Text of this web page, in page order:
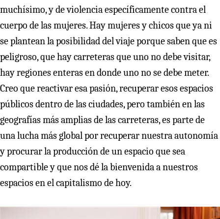
muchísimo, y de violencia específicamente contra el
cuerpo de las mujeres. Hay mujeres y chicos que ya ni
se plantean la posibilidad del viaje porque saben que es
peligroso, que hay carreteras que uno no debe visitar,
hay regiones enteras en donde uno no se debe meter.
Creo que reactivar esa pasión, recuperar esos espacios
públicos dentro de las ciudades, pero también en las
geografías más amplias de las carreteras, es parte de
una lucha más global por recuperar nuestra autonomía
y procurar la producción de un espacio que sea
compartible y que nos dé la bienvenida a nuestros
espacios en el capitalismo de hoy.